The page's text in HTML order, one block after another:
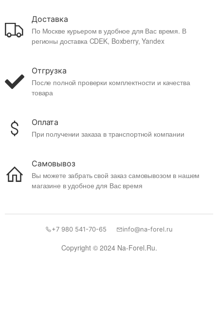
Доставка
По Москве курьером в удобное для Вас время. В
регионы доставка CDEK, Boxberry, Yandex
Отгрузка
После полной проверки комплектности и качества
товара
Оплата
При получении заказа в транспортной компании
Самовывоз
Вы можете забрать свой заказ самовывозом в нашем
магазине в удобное для Вас время
Copyright © 2024 Na-Forel.Ru.
+7 980 541-70-65 info@na-forel.ru